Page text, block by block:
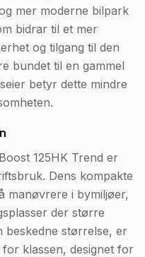
mer moderne bilpark
bidrar til et mer
og tilgang til den
bundet til en gammel
betyr dette mindre
125HK Trend er
Dens kompakte
manøvrere i bymiljøer,
der større
beskedne størrelse, er
klassen, designet for